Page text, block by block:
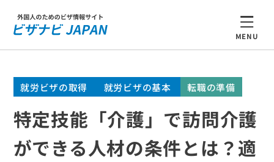
MENU
就労ビザの取得 就労ビザの基本 転職の準備
特定技能「介護」で訪問介護
ができる人材の条件とは？適